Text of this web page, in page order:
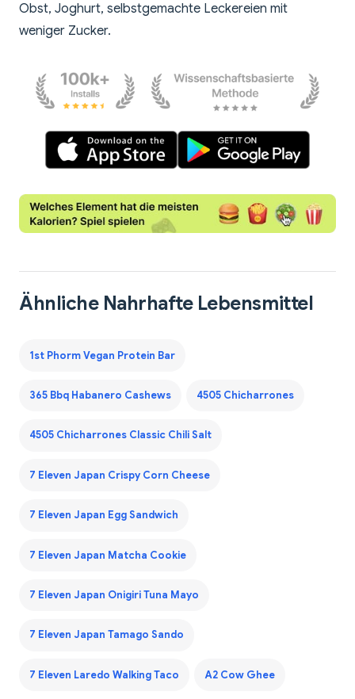
Obst, Joghurt, selbstgemachte Leckereien mit
weniger Zucker.
Ähnliche Nahrhafte Lebensmittel
1st Phorm Vegan Protein Bar
365 Bbq Habanero Cashews 4505 Chicharrones
4505 Chicharrones Classic Chili Salt
7 Eleven Japan Crispy Corn Cheese
7 Eleven Japan Egg Sandwich
7 Eleven Japan Matcha Cookie
7 Eleven Japan Onigiri Tuna Mayo
7 Eleven Japan Tamago Sando
7 Eleven Laredo Walking Taco A2 Cow Ghee